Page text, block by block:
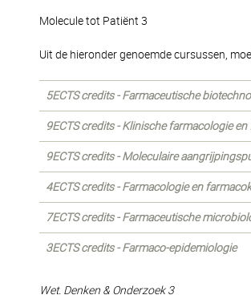
Molecule tot Patiënt 3
Uit de hieronder genoemde cursussen,
5ECTS credits - Farmaceutische
9ECTS credits - Klinische farmacologie
9ECTS credits - Moleculaire
4ECTS credits - Farmacologie en
7ECTS credits - Farmaceutische
3ECTS credits - Farmaco-epidemiologie
Wet. Denken & Onderzoek 3